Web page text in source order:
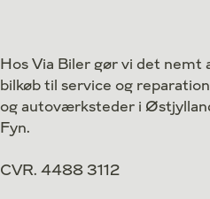
Hos Via Biler gør vi det
bilkøb til service og
og autoværksteder i
Fyn.
CVR. 4488 3112